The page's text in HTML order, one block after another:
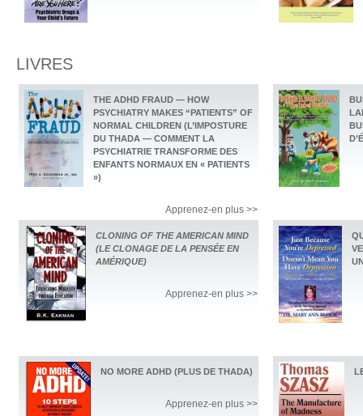
LIVRES
THE ADHD FRAUD — HOW
PSYCHIATRY MAKES “PATIENTS” OF
NORMAL CHILDREN (L’IMPOSTURE
DU THADA — COMMENT LA
PSYCHIATRIE TRANSFORME DES
ENFANTS NORMAUX EN « PATIENTS
»)
Apprenez-en plus >>
CLONING OF THE AMERICAN MIND
(LE CLONAGE DE LA PENSÉE EN
AMÉRIQUE)
Apprenez-en plus >>
NO MORE ADHD (PLUS DE THADA)
Apprenez-en plus >>